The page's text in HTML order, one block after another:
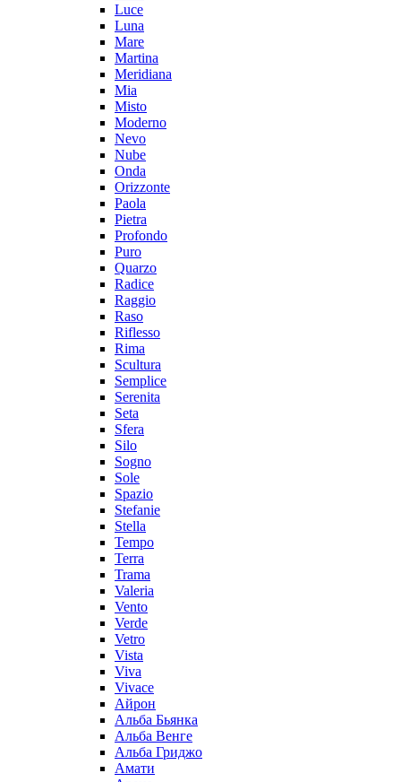
Luce
Luna
Mare
Martina
Meridiana
Mia
Misto
Moderno
Nevo
Nube
Onda
Orizzonte
Paola
Pietra
Profondo
Puro
Quarzo
Radice
Raggio
Raso
Riflesso
Rima
Scultura
Semplice
Serenita
Seta
Sfera
Silo
Sogno
Sole
Spazio
Stefanie
Stella
Tempo
Terra
Trama
Valeria
Vento
Verde
Vetro
Vista
Viva
Vivace
Айрон
Альба Бьянка
Альба Венге
Альба Гриджо
Амати